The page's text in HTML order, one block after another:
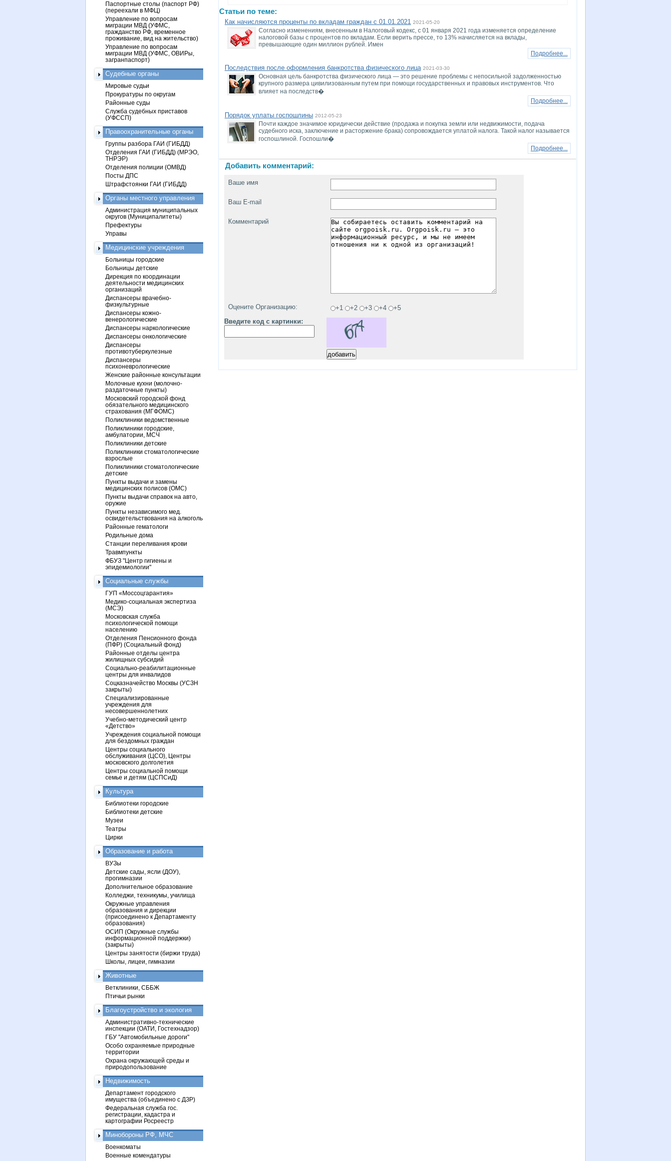
Статьи по теме:
Как начисляются проценты по вкладам граждан с 01.01.2021 2021-05-20
Согласно изменениям, внесенным в Налоговый кодекс, с 01 января 2021 года изменяется определение
налоговой базы с процентов по вкладам. Если верить прессе, то 13% начисляется на вклады,
превышающие один миллион рублей. Имен
Подробнее...
Последствия после оформления банкротства физического лица 2021-03-30
Основная цель банкротства физического лица — это решение проблемы с непосильной задолженностью
крупного размера цивилизованным путем при помощи государственных и правовых инструментов. Что
влияет на последств�
Подробнее...
Порядок уплаты госпошлины 2012-05-23
Почти каждое значимое юридически действие (продажа и покупка земли или недвижимости, подача
судебного иска, заключение и расторжение брака) сопровождается уплатой налога. Такой налог называется
госпошлиной. Госпошли�
Подробнее...
Добавить комментарий:
Ваше имя
Ваш E-mail
Комментарий
Оцените Организацию: +1 +2 +3 +4
+5
Введите код с картинки:
Паспортные столы (паспорт РФ)
(переехали в МФЦ)
Управление по вопросам
миграции МВД (УФМС,
гражданство РФ, временное
проживание, вид на жительство)
Управление по вопросам
миграции МВД (УФМС, ОВИРы,
загранпаспорт)
Судебные органы
Мировые судьи
Прокуратуры по округам
Районные суды
Служба судебных приставов
(УФССП)
Правоохранительные органы
Группы разбора ГАИ (ГИБДД)
Отделения ГАИ (ГИБДД) (МРЭО,
ТНРЭР)
Отделения полиции (ОМВД)
Посты ДПС
Штрафстоянки ГАИ (ГИБДД)
Органы местного управления
Администрация муниципальных
округов (Муниципалитеты)
Префектуры
Управы
Медицинские учреждения
Больницы городские
Больницы детские
Дирекция по координации
деятельности медицинских
организаций
Диспансеры врачебно-
физкультурные
Диспансеры кожно-
венерологические
Диспансеры наркологические
Диспансеры онкологические
Диспансеры
противотуберкулезные
Диспансеры
психоневрологические
Женские районные консультации
Молочные кухни (молочно-
раздаточные пункты)
Московский городской фонд
обязательного медицинского
страхования (МГФОМС)
Поликлиники ведомственные
Поликлиники городские,
амбулатории, МСЧ
Поликлиники детские
Поликлиники стоматологические
взрослые
Поликлиники стоматологические
детские
Пункты выдачи и замены
медицинских полисов (ОМС)
Пункты выдачи справок на авто,
оружие
Пункты независимого мед.
освидетельствования на алкоголь
Районные гематологи
Родильные дома
Станции переливания крови
Травмпункты
ФБУЗ "Центр гигиены и
эпидемиологии"
Социальные службы
ГУП «Моссоцгарантия»
Медико-социальная экспертиза
(МСЭ)
Московская служба
психологической помощи
населению
Отделения Пенсионного фонда
(ПФР) (Социальный фонд)
Районные отделы центра
жилищных субсидий
Социально-реабилитационные
центры для инвалидов
Соцказначейство Москвы (УСЗН
закрыты)
Специализированные
учреждения для
несовершеннолетних
Учебно-методический центр
«Детство»
Учреждения социальной помощи
для бездомных граждан
Центры социального
обслуживания (ЦСО), Центры
московского долголетия
Центры социальной помощи
семье и детям (ЦСПСиД)
Культура
Библиотеки городские
Библиотеки детские
Музеи
Театры
Цирки
Образование и работа
ВУЗы
Детские сады, ясли (ДОУ),
прогимназии
Дополнительное образование
Колледжи, техникумы, училища
Окружные управления
образования и дирекции
(присоединено к Департаменту
образования)
ОСИП (Окружные службы
информационной поддержки)
(закрыты)
Центры занятости (биржи труда)
Школы, лицеи, гимназии
Животные
Ветклиники, СББЖ
Птичьи рынки
Благоустройство и экология
Административно-технические
инспекции (ОАТИ, Гостехнадзор)
ГБУ "Автомобильные дороги"
Особо охраняемые природные
территории
Охрана окружающей среды и
природопользование
Недвижимость
Департамент городского
имущества (объединено с ДЗР)
Федеральная служба гос.
регистрации, кадастра и
картографии Росреестр
Минобороны РФ, МЧС
Военкоматы
Военные комендатуры